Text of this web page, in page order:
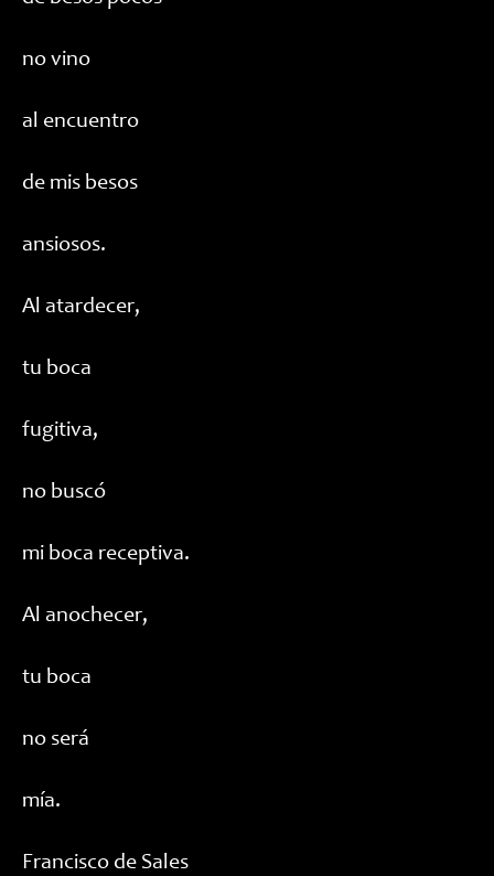
no vino
al encuentro
de mis besos
ansiosos.
Al atardecer,
tu boca
fugitiva,
no buscó
mi boca receptiva.
Al anochecer,
tu boca
no será
mía.
Francisco de Sales